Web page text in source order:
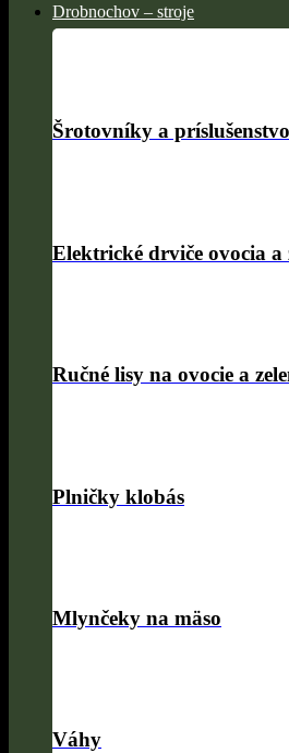
Drobnochov – stroje
Šrotovníky a príslušenstvo
Elektrické drviče ovocia a
Ručné lisy na ovocie a
Plničky klobás
Mlynčeky na mäso
Váhy